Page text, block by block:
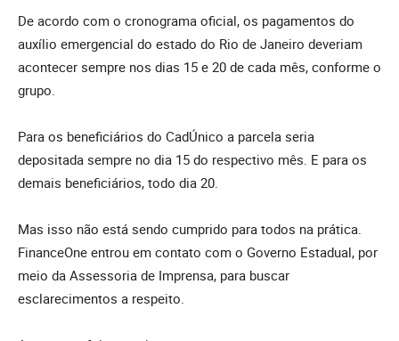
De acordo com o cronograma oficial, os pagamentos do
auxílio emergencial do estado do Rio de Janeiro deveriam
acontecer sempre nos dias 15 e 20 de cada mês, conforme o
grupo.
Para os beneficiários do CadÚnico a parcela seria
depositada sempre no dia 15 do respectivo mês. E para os
demais beneficiários, todo dia 20.
Mas isso não está sendo cumprido para todos na prática.
FinanceOne entrou em contato com o Governo Estadual, por
meio da Assessoria de Imprensa, para buscar
esclarecimentos a respeito.